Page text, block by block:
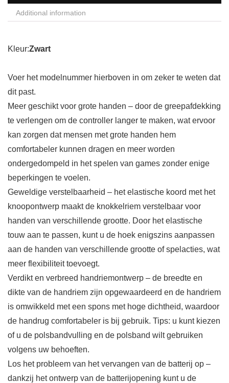
Additional information
Kleur:Zwart
Voer het modelnummer hierboven in om zeker te weten dat
dit past.
Meer geschikt voor grote handen – door de greepafdekking
te verlengen om de controller langer te maken, wat ervoor
kan zorgen dat mensen met grote handen hem
comfortabeler kunnen dragen en meer worden
ondergedompeld in het spelen van games zonder enige
beperkingen te voelen.
Geweldige verstelbaarheid – het elastische koord met het
knoopontwerp maakt de knokkelriem verstelbaar voor
handen van verschillende grootte. Door het elastische
touw aan te passen, kunt u de hoek enigszins aanpassen
aan de handen van verschillende grootte of spelacties, wat
meer flexibiliteit toevoegt.
Verdikt en verbreed handriemontwerp – de breedte en
dikte van de handriem zijn opgewaardeerd en de handriem
is omwikkeld met een spons met hoge dichtheid, waardoor
de handrug comfortabeler is bij gebruik. Tips: u kunt kiezen
of u de polsbandvulling en de polsband wilt gebruiken
volgens uw behoeften.
Los het probleem van het vervangen van de batterij op –
dankzij het ontwerp van de batterijopening kunt u de